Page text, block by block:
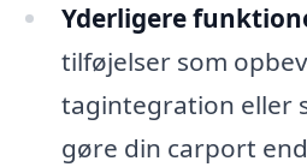
Yderligere
tilføjelser som
tagintegration eller
gøre din carport